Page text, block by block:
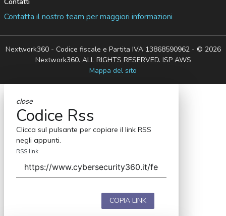
Contatta il nostro team per maggiori informazioni
Nextwork360 - Codice fiscale e Partita IVA 13868590962 - © 2026
Nextwork360. ALL RIGHTS RESERVED. ISP AWS
Mappa del sito
close
Codice Rss
Clicca sul pulsante per copiare il link RSS
negli appunti.
RSS link
COPIA LINK